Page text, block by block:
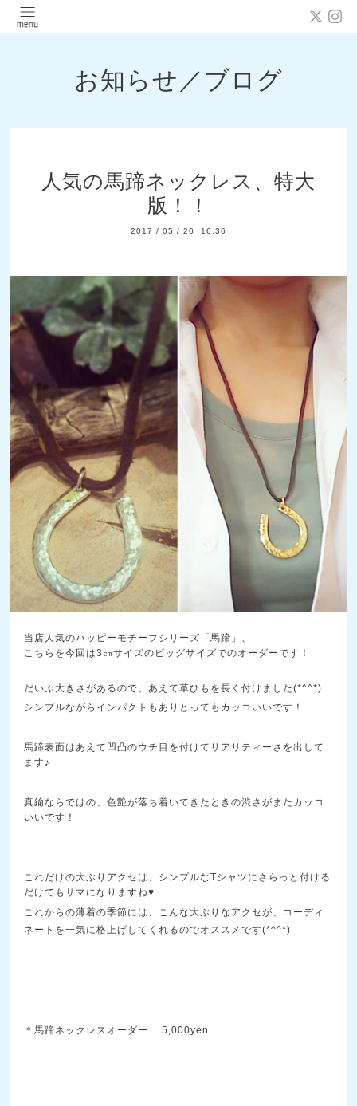
お知らせ／ブログ
人気の馬蹄ネックレス、特大
版！！
2017 / 05 / 20 16:36
当店人気のハッピーモチーフシリーズ「馬蹄」、
こちらを今回は3㎝サイズのビッグサイズでのオーダーです！
だいぶ大きさがあるので、あえて革ひもを長く付けました(*^^*)
シンプルながらインパクトもありとってもカッコいいです！
馬蹄表面はあえて凹凸のウチ目を付けてリアリティーさを出して
ます♪
真鍮ならではの、色艶が落ち着いてきたときの渋さがまたカッコ
いいです！
これだけの大ぶりアクセは、シンプルなTシャツにさらっと付ける
だけでもサマになりますね♥
これからの薄着の季節には、こんな大ぶりなアクセが、コーディ
ネートを一気に格上げしてくれるのでオススメです(*^^*)
＊馬蹄ネックレスオーダー… 5,000yen